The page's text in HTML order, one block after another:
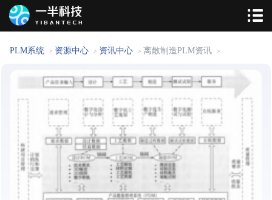
PLM系统 > 资源中心 > 资讯中心 > 离散制造PLM资讯 >